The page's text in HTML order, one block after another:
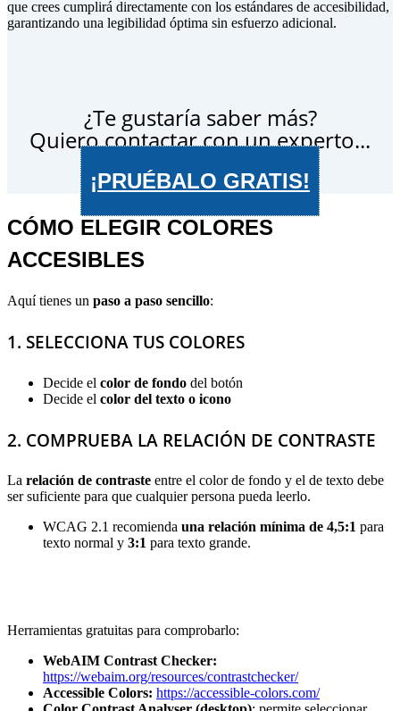
que crees cumplirá directamente con los estándares de accesibilidad,
garantizando una legibilidad óptima sin esfuerzo adicional.
¿Te gustaría saber más?
Quiero contactar con un experto...
¡PRUÉBALO GRATIS!
CÓMO ELEGIR COLORES
ACCESIBLES
Aquí tienes un paso a paso sencillo:
1. SELECCIONA TUS COLORES
Decide el color de fondo del botón
Decide el color del texto o icono
2. COMPRUEBA LA RELACIÓN DE CONTRASTE
La relación de contraste entre el color de fondo y el de texto debe
ser suficiente para que cualquier persona pueda leerlo.
WCAG 2.1 recomienda una relación mínima de 4,5:1 para
texto normal y 3:1 para texto grande.
Herramientas gratuitas para comprobarlo:
WebAIM Contrast Checker:
https://webaim.org/resources/contrastchecker/
Accessible Colors: https://accessible-colors.com/